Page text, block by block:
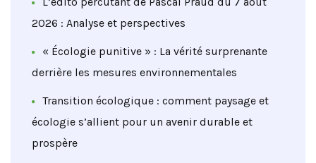
2026 : Analyse et perspectives
« Écologie punitive » : La vérité surprenante
derrière les mesures environnementales
Transition écologique : comment paysage et
écologie s’allient pour un avenir durable et
prospère